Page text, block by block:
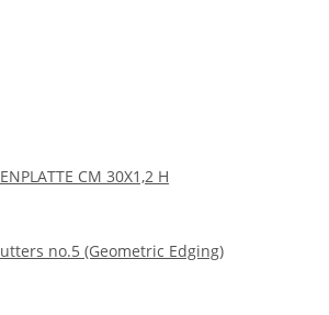
CM 30X1,2 H